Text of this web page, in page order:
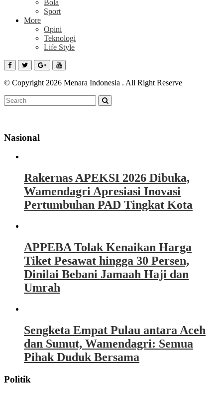
Bola
Sport
More
Opini
Teknologi
Life Style
© Copyright 2026 Menara Indonesia . All Right Reserve
Nasional
Rakernas APEKSI 2026 Dibuka,
Wamendagri Apresiasi Inovasi
Pertumbuhan PAD Tingkat Kota
APPEBA Tolak Kenaikan Harga
Tiket Pesawat hingga 30 Persen,
Dinilai Bebani Jamaah Haji dan
Umrah
Sengketa Empat Pulau antara Aceh
dan Sumut, Wamendagri: Semua
Pihak Duduk Bersama
Politik